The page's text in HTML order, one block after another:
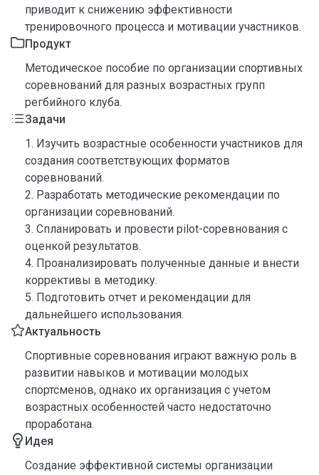
приводит к снижению эффективности
тренировочного процесса и мотивации участников.
Продукт
Методическое пособие по организации спортивных
соревнований для разных возрастных групп
регбийного клуба.
Задачи
1. Изучить возрастные особенности участников для
создания соответствующих форматов
соревнований.
2. Разработать методические рекомендации по
организации соревнований.
3. Спланировать и провести pilot-соревнования с
оценкой результатов.
4. Проанализировать полученные данные и внести
коррективы в методику.
5. Подготовить отчет и рекомендации для
дальнейшего использования.
Актуальность
Спортивные соревнования играют важную роль в
развитии навыков и мотивации молодых
спортсменов, однако их организация с учетом
возрастных особенностей часто недостаточно
проработана.
Идея
Создание эффективной системы организации